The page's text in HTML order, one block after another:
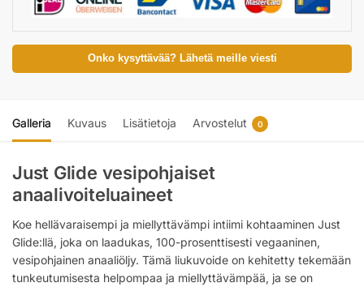
Onko kysyttävää? Lähetä meille viesti
Galleria Kuvaus Lisätietoja Arvostelut 0
Just Glide vesipohjaiset
anaalivoiteluaineet
Koe hellävaraisempi ja miellyttävämpi intiimi kohtaaminen Just
Glide:llä, joka on laadukas, 100-prosenttisesti vegaaninen,
vesipohjainen anaaliöljy. Tämä liukuvoide on kehitetty tekemään
tunkeutumisesta helpompaa ja miellyttävämpää, ja se on